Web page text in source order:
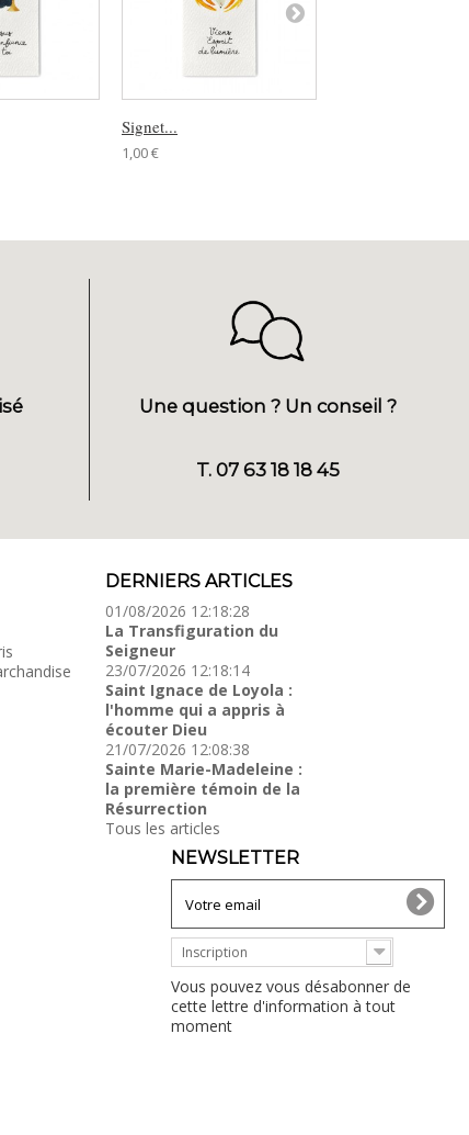
Signet...
1,00 €
Une question ? Un conseil ?
T. 07 63 18 18 45
DERNIERS ARTICLES
01/08/2026 12:18:28
La Transfiguration du
Seigneur
23/07/2026 12:18:14
Saint Ignace de Loyola :
l'homme qui a appris à
écouter Dieu
21/07/2026 12:08:38
Sainte Marie-Madeleine :
la première témoin de la
Résurrection
Tous les articles
NEWSLETTER
Inscription
Vous pouvez vous désabonner de
cette lettre d'information à tout
moment